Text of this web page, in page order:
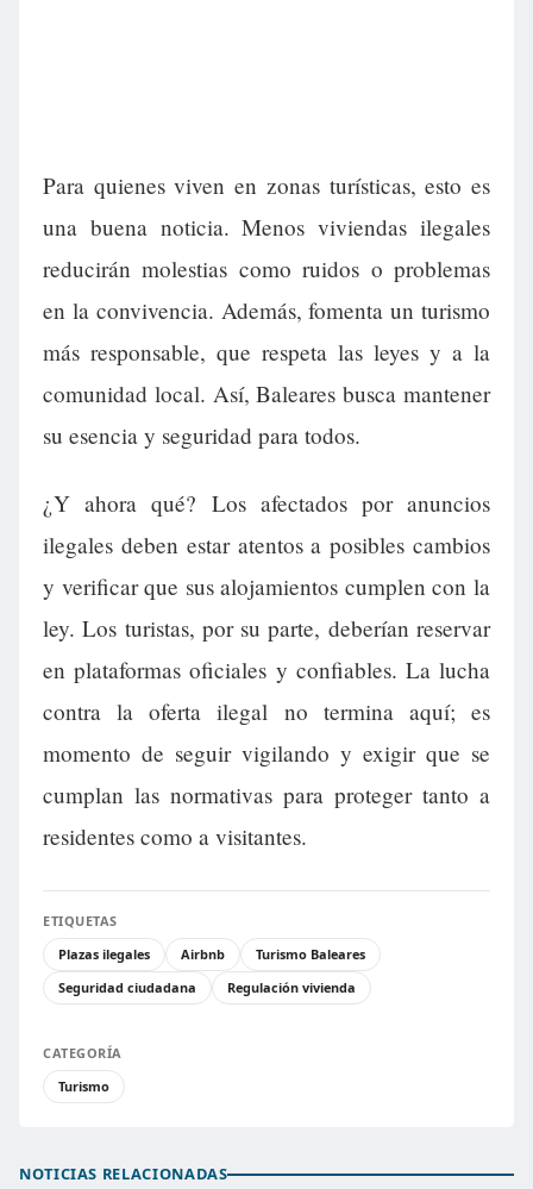
Para quienes viven en zonas turísticas, esto es
una buena noticia. Menos viviendas ilegales
reducirán molestias como ruidos o problemas
en la convivencia. Además, fomenta un turismo
más responsable, que respeta las leyes y a la
comunidad local. Así, Baleares busca mantener
su esencia y seguridad para todos.
¿Y ahora qué? Los afectados por anuncios
ilegales deben estar atentos a posibles cambios
y verificar que sus alojamientos cumplen con la
ley. Los turistas, por su parte, deberían reservar
en plataformas oficiales y confiables. La lucha
contra la oferta ilegal no termina aquí; es
momento de seguir vigilando y exigir que se
cumplan las normativas para proteger tanto a
residentes como a visitantes.
ETIQUETAS
Plazas ilegales
Airbnb
Turismo Baleares
Seguridad ciudadana
Regulación vivienda
CATEGORÍA
Turismo
NOTICIAS RELACIONADAS